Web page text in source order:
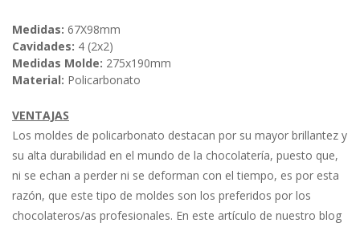
Medidas: 67X98mm
Cavidades: 4 (2x2)
Medidas Molde: 275x190mm
Material: Policarbonato
VENTAJAS
Los moldes de policarbonato destacan por su mayor brillantez y
su alta durabilidad en el mundo de la chocolatería, puesto que,
ni se echan a perder ni se deforman con el tiempo, es por esta
razón, que este tipo de moldes son los preferidos por los
chocolateros/as profesionales. En este artículo de nuestro blog